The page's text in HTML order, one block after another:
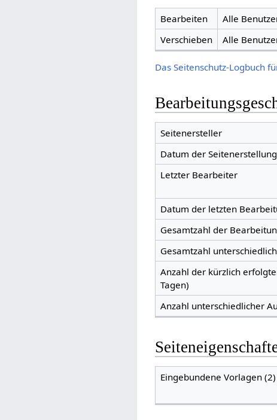
Bearbeiten
Alle
Verschieben
Alle
Das Seitenschutz-Logbuch
Seitenersteller
Datum der Seitenerstellung
Letzter Bearbeiter
Datum der letzten
Gesamtzahl der
Gesamtzahl
Anzahl der kürzlich
Tagen)
Anzahl unterschiedlicher
Eingebundene Vorlagen (2)